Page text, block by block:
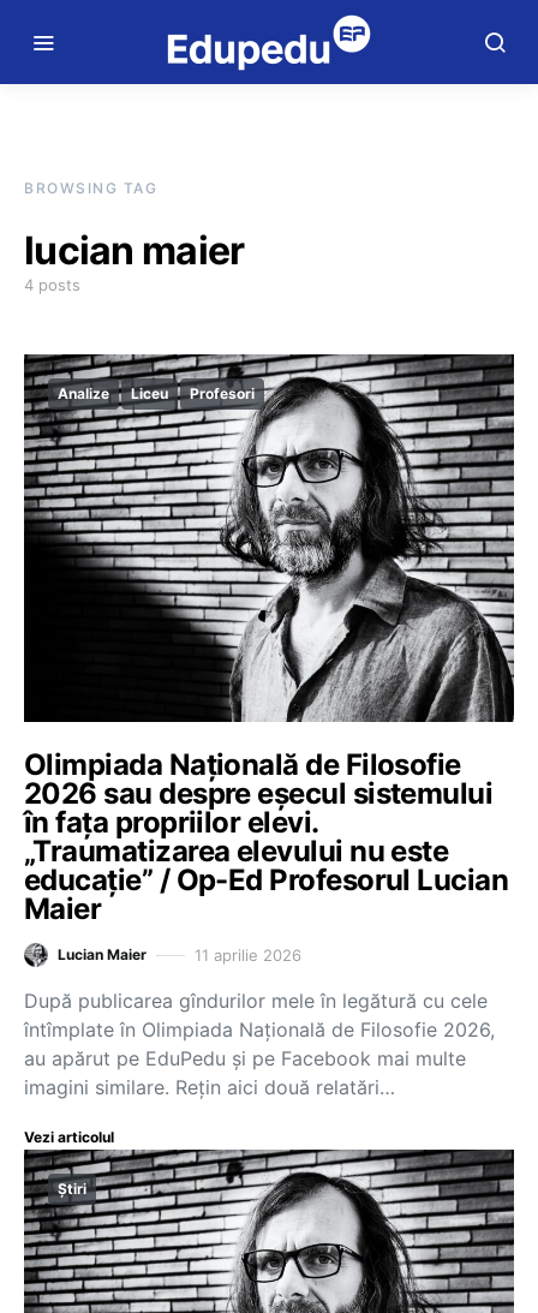
BROWSING TAG
lucian maier
4 posts
Analize Liceu Profesori
Olimpiada Națională de Filosofie
2026 sau despre eșecul sistemului
în fața propriilor elevi.
„Traumatizarea elevului nu este
educație” / Op-Ed Profesorul Lucian
Maier
Lucian Maier 11 aprilie 2026
După publicarea gîndurilor mele în legătură cu cele
întîmplate în Olimpiada Națională de Filosofie 2026,
au apărut pe EduPedu și pe Facebook mai multe
imagini similare. Rețin aici două relatări…
Vezi articolul
Știri